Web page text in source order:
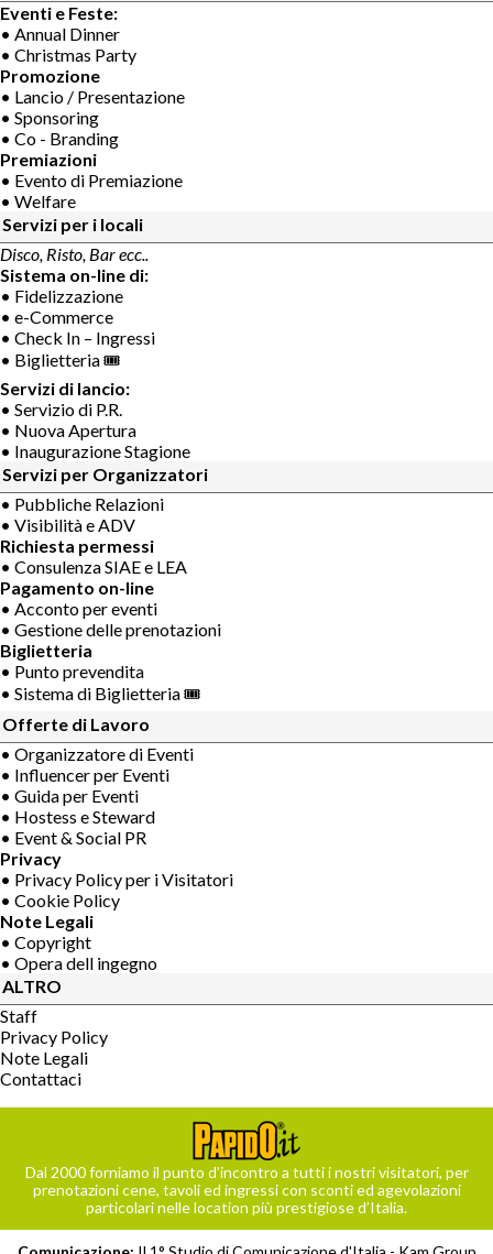
Eventi e Feste:
• Annual Dinner
• Christmas Party
Promozione
• Lancio / Presentazione
• Sponsoring
• Co - Branding
Premiazioni
• Evento di Premiazione
• Welfare
Servizi per i locali
Disco, Risto, Bar ecc..
Sistema on-line di:
• Fidelizzazione
• e-Commerce
• Check In – Ingressi
• Biglietteria 🎟
Servizi di lancio:
• Servizio di P.R.
• Nuova Apertura
• Inaugurazione Stagione
Servizi per Organizzatori
• Pubbliche Relazioni
• Visibilità e ADV
Richiesta permessi
• Consulenza SIAE e LEA
Pagamento on-line
• Acconto per eventi
• Gestione delle prenotazioni
Biglietteria
• Punto prevendita
• Sistema di Biglietteria 🎟
Offerte di Lavoro
• Organizzatore di Eventi
• Influencer per Eventi
• Guida per Eventi
• Hostess e Steward
• Event & Social PR
Privacy
• Privacy Policy per i Visitatori
• Cookie Policy
Note Legali
• Copyright
• Opera dell ingegno
ALTRO
Staff
Privacy Policy
Note Legali
Contattaci
Dal 2000 forniamo il punto d’incontro a tutti i nostri visitatori, per
prenotazioni cene, tavoli ed ingressi con sconti ed agevolazioni
particolari nelle location più prestigiose d’Italia.